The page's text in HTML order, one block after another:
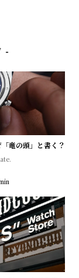
竜の頭」と書く？